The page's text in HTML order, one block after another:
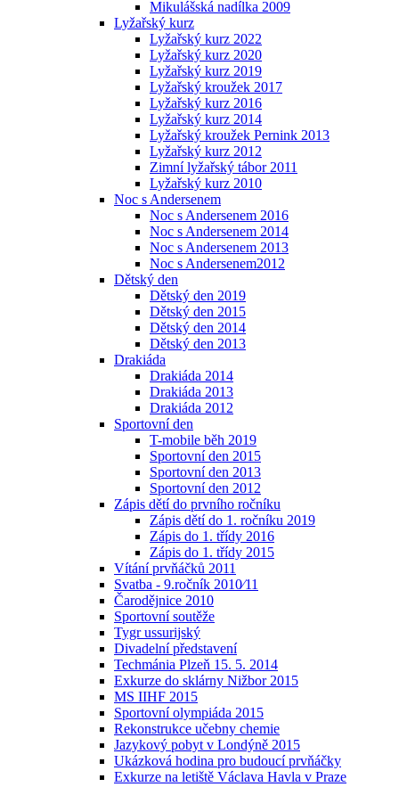
Mikulášská nadílka 2009
Lyžařský kurz
Lyžařský kurz 2022
Lyžařský kurz 2020
Lyžařský kurz 2019
Lyžařský kroužek 2017
Lyžařský kurz 2016
Lyžařský kurz 2014
Lyžařský kroužek Pernink 2013
Lyžařský kurz 2012
Zimní lyžařský tábor 2011
Lyžařský kurz 2010
Noc s Andersenem
Noc s Andersenem 2016
Noc s Andersenem 2014
Noc s Andersenem 2013
Noc s Andersenem2012
Dětský den
Dětský den 2019
Dětský den 2015
Dětský den 2014
Dětský den 2013
Drakiáda
Drakiáda 2014
Drakiáda 2013
Drakiáda 2012
Sportovní den
T-mobile běh 2019
Sportovní den 2015
Sportovní den 2013
Sportovní den 2012
Zápis dětí do prvního ročníku
Zápis dětí do 1. ročníku 2019
Zápis do 1. třídy 2016
Zápis do 1. třídy 2015
Vítání prvňáčků 2011
Svatba - 9.ročník 2010⁄11
Čarodějnice 2010
Sportovní soutěže
Tygr ussurijský
Divadelní představení
Techmánia Plzeň 15. 5. 2014
Exkurze do sklárny Nižbor 2015
MS IIHF 2015
Sportovní olympiáda 2015
Rekonstrukce učebny chemie
Jazykový pobyt v Londýně 2015
Ukázková hodina pro budoucí prvňáčky
Exkurze na letiště Václava Havla v Praze